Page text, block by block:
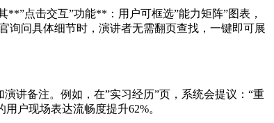
**”点击交互”功能**：用户可框选”能力矩阵”图表，
问具体细节时，演讲者无需翻页查找，一键即可展
讲备注。例如，在”实习经历”页，系统会提议：“重
户现场表达流畅度提升62%。